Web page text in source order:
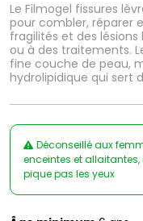
Le Filmogel fissures
pour combler, réparer
fragilités et des
ou à des traitements.
fine couche de peau,
hydrolipidique qui sert
Déconseillé aux
enceintes et
pique pas les yeux